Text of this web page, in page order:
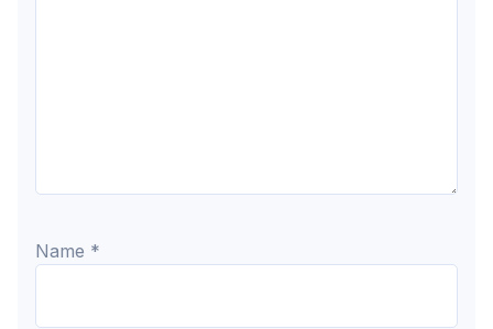
Name *